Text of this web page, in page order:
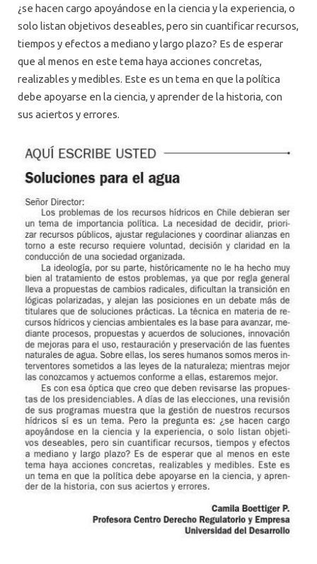
¿se hacen cargo apoyándose en la ciencia y la experiencia, o
solo listan objetivos deseables, pero sin cuantificar recursos,
tiempos y efectos a mediano y largo plazo? Es de esperar
que al menos en este tema haya acciones concretas,
realizables y medibles. Este es un tema en que la política
debe apoyarse en la ciencia, y aprender de la historia, con
sus aciertos y errores.